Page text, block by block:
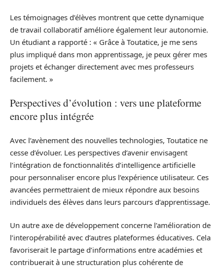
Les témoignages d’élèves montrent que cette dynamique
de travail collaboratif améliore également leur autonomie.
Un étudiant a rapporté : « Grâce à Toutatice, je me sens
plus impliqué dans mon apprentissage, je peux gérer mes
projets et échanger directement avec mes professeurs
facilement. »
Perspectives d’évolution : vers une plateforme
encore plus intégrée
Avec l’avènement des nouvelles technologies, Toutatice ne
cesse d’évoluer. Les perspectives d’avenir envisagent
l’intégration de fonctionnalités d’intelligence artificielle
pour personnaliser encore plus l’expérience utilisateur. Ces
avancées permettraient de mieux répondre aux besoins
individuels des élèves dans leurs parcours d’apprentissage.
Un autre axe de développement concerne l’amélioration de
l’interopérabilité avec d’autres plateformes éducatives. Cela
favoriserait le partage d’informations entre académies et
contribuerait à une structuration plus cohérente de